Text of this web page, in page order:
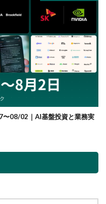
〜08/02｜AI基盤投資と業務実